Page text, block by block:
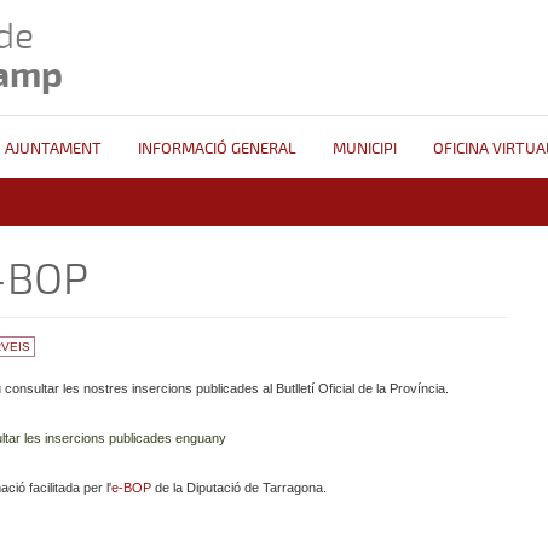
AJUNTAMENT INFORMACIÓ GENERAL MUNICIPI OFICINA
consultar les nostres insercions publicades al Butlletí Oficial de la Província.
les insercions publicades enguany
facilitada per l'e-BOP de la Diputació de Tarragona.